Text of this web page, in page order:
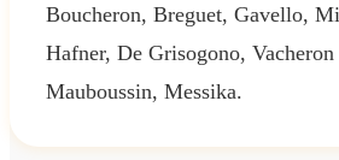
Boucheron, Breguet, Gavello,
Hafner, De Grisogono,
Mauboussin, Messika.